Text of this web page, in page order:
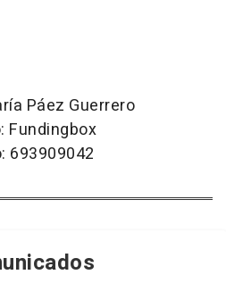
Páez Guerrero
Fundingbox
693909042